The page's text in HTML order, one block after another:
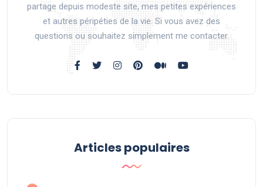
partage depuis modeste site, mes petites expériences
et autres péripéties de la vie. Si vous avez des
questions ou souhaitez simplement me contacter.
Articles populaires